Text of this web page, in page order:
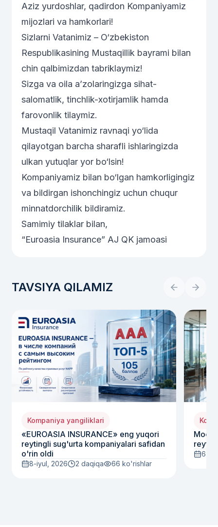
Aziz yurdoshlar, qadirdon Kompaniyamiz
mijozlari va hamkorlari!
Sizlarni Vatanimiz – O‘zbekiston
Respublikasining Mustaqillik bayrami bilan
chin qalbimizdan tabriklaymiz!
Sizga va oila a’zolaringizga sihat-
salomatlik, tinchlik-xotirjamlik hamda
farovonlik tilaymiz.
Mustaqil Vatanimiz ravnaqi yo‘lida
qilayotgan barcha sharafli ishlaringizda
ulkan yutuqlar yor bo‘lsin!
Kompaniyamiz bilan bo‘lgan hamkorligingiz
va bildirgan ishonchingiz uchun chuqur
minnatdorchilik bildiramiz.
Samimiy tilaklar bilan,
“Euroasia Insurance” AJ QK jamoasi
TAVSIYA QILAMIZ
Kompaniya yangiliklari
«EUROASIA INSURANCE» eng yuqori
reytingli sug'urta kompaniyalari safidan
o'rin oldi
8-iyul, 2026 2 daqiqa 66 ko'rishlar
6-